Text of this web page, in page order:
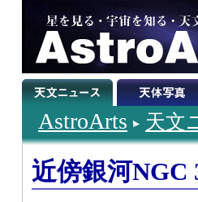
AstroArts 天文
近傍銀河NGC